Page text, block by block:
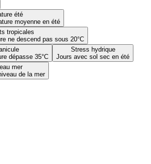
été
moyenne en été
tropicales
ne descend pas sous 20°C
dépasse 35°C
Stress hydrique
Jours avec sol sec en été
mer
de la mer